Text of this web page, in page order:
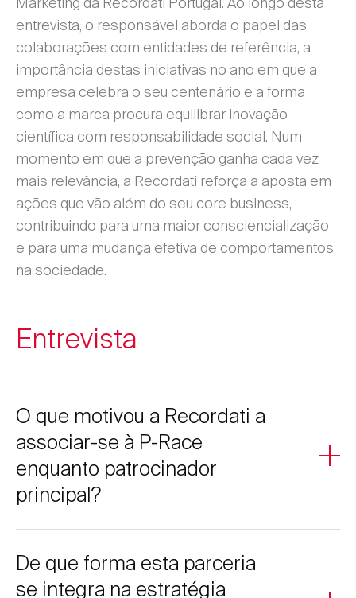
entrevista, o responsável aborda o papel das
colaborações com entidades de referência, a
importância destas iniciativas no ano em que a
empresa celebra o seu centenário e a forma
como a marca procura equilibrar inovação
científica com responsabilidade social. Num
momento em que a prevenção ganha cada vez
mais relevância, a Recordati reforça a aposta em
ações que vão além do seu core business,
contribuindo para uma maior consciencialização
e para uma mudança efetiva de comportamentos
na sociedade.
Entrevista
O que motivou a Recordati a
associar-se à P-Race
enquanto patrocinador
principal?
social, alinhada com a missão da Recordati de promover
a saúde e a prevenção de doenças. O cancro da
De que forma esta parceria
se integra na estratégia